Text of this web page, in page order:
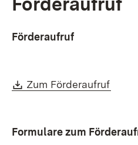
Förderaufruf
Download:
Zum Förderaufruf
Formulare zum